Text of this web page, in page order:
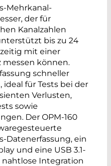
Mehrkanal-
der für
Kanalzahlen
bis zu 24
mit einer
messen können.
schneller
für Tests bei der
Verlusten,
sowie
Der OPM-160
Datenerfassung, ein
und eine USB 3.1-
nahtlose Integration